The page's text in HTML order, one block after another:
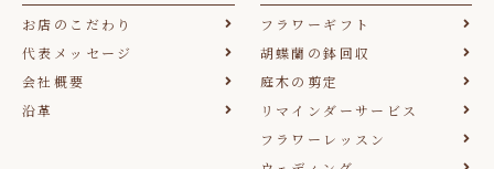
お店のこだわり
代表メッセージ
会社概要
沿革
フラワーギフト
胡蝶蘭の鉢回収
庭木の剪定
リマインダーサービス
フラワーレッスン